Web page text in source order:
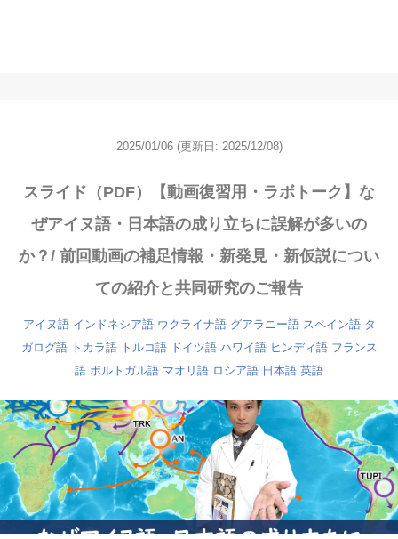
2025/01/06 (更新日: 2025/12/08)
スライド（PDF）【動画復習用・ラボトーク】な
ぜアイヌ語・日本語の成り立ちに誤解が多いの
か？/ 前回動画の補足情報・新発見・新仮説につい
ての紹介と共同研究のご報告
アイヌ語 インドネシア語 ウクライナ語 グアラニー語 スペイン語 タ
ガログ語 トカラ語 トルコ語 ドイツ語 ハワイ語 ヒンディ語 フランス
語 ポルトガル語 マオリ語 ロシア語 日本語 英語